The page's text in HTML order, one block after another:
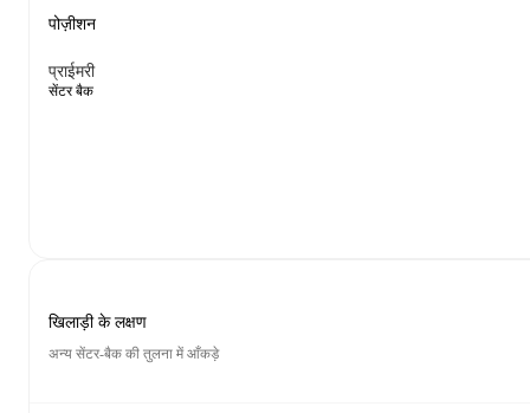
पोज़ीशन
प्राईमरी
सेंटर बैक
खिलाड़ी के लक्षण
अन्य सेंटर-बैक की तुलना में आँकड़े